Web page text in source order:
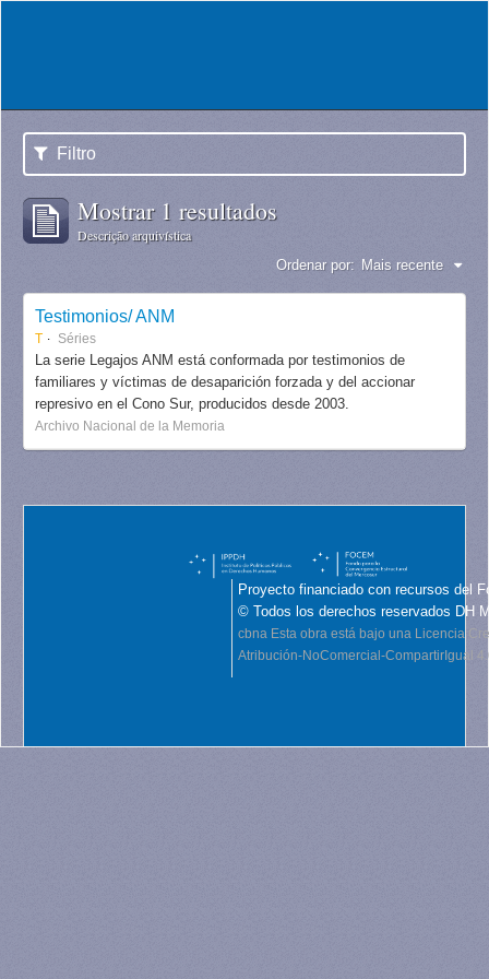
Filtro
Mostrar 1 resultados
Descrição arquivística
Ordenar por: Mais recente
Testimonios/ ANM
T Séries
La serie Legajos ANM está conformada por testimonios de
familiares y víctimas de desaparición forzada y del accionar
represivo en el Cono Sur, producidos desde 2003.
Archivo Nacional de la Memoria
Proyecto financiado con recursos del
© Todos los derechos reservados DH
cbna Esta obra está bajo una Licencia
Atribución-NoComercial-CompartirIgual